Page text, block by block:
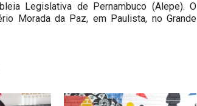
Legislativa de Pernambuco (Alepe). O
Morada da Paz, em Paulista, no Grande